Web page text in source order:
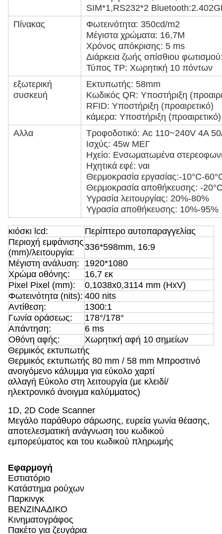
SIM*1,RS232*2
Πίνακας
Φωτεινότητα: 350cd/m2
Μέγιστα χρώματα: 16,7M
Χρόνος απόκρισης: 5 ms
Διάρκεια ζωής οπίσθιου
Τύπος TP: Χωρητική 10 πόντων
εξωτερική
συσκευή
Εκτυπωτής: 58mm
Κωδικός QR: Υποστήριξη
RFID: Υποστήριξη (προαιρετικό)
κάμερα: Υποστήριξη (προαιρετικό)
Αλλα
Τροφοδοτικό: Ac 110~240V 4A
Ισχύς: 45w ΜΕΓ
Ηχείο: Ενσωματωμένα
Ηχητικά εφέ: ναι
Θερμοκρασία εργασίας:-10°C-
Θερμοκρασία αποθήκευσης: -
Υγρασία λειτουργίας: 20%-80%
Υγρασία αποθήκευσης: 10%-95%
κιόσκι lcd:
Περίπτερο αυτοπαραγγελίας
Περιοχή εμφάνισης
(mm)/λειτουργία:
336*598mm, 16:9
Μέγιστη ανάλυση:
1920*1080
Χρώμα οθόνης:
16,7 εκ
Pixel Pixel (mm):
0,1038x0,3114 mm (HxV)
Φωτεινότητα (nits): 400 nits
Αντίθεση:
1300:1
Γωνία οράσεως:
178°/178°
Απάντηση:
6 ms
Οθόνη αφής:
Χωρητική αφή 10 σημείων
Θερμικός εκτυπωτής
Θερμικός εκτυπωτής 80 mm / 58 mm Μπροστινό
ανοιγόμενο κάλυμμα για εύκολο χαρτί
αλλαγή Εύκολο στη λειτουργία (με κλειδί/
ηλεκτρονικό άνοιγμα καλύμματος)
1D, 2D Code Scanner
Μεγάλο παράθυρο σάρωσης, ευρεία γωνία θέασης,
αποτελεσματική ανάγνωση του κωδικού
εμπορεύματος και του κωδικού πληρωμής
Εφαρμογή
Εστιατόριο
Κατάστημα ρούχων
Παρκινγκ
ΒΕΝΖΙΝΑΔΙΚΟ
Κινηματογράφος
Πακέτο για ζευγάρια